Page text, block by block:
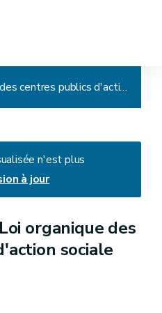
Loi organique des centres publics d'action sociale (CPAS)
n'est plus
à jour
Loi organique des
sociale